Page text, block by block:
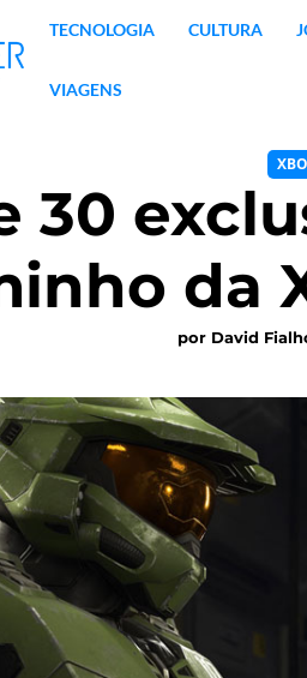
TECNOLOGIA CULTURA
VIAGENS
30
da
por David